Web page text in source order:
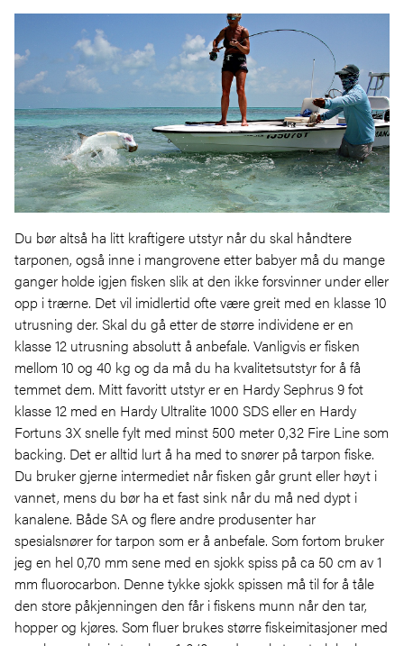
Du bør altså ha litt kraftigere utstyr når du skal håndtere
tarponen, også inne i mangrovene etter babyer må du mange
ganger holde igjen fisken slik at den ikke forsvinner under eller
opp i trærne. Det vil imidlertid ofte være greit med en klasse 10
utrusning der. Skal du gå etter de større individene er en
klasse 12 utrusning absolutt å anbefale. Vanligvis er fisken
mellom 10 og 40 kg og da må du ha kvalitetsutstyr for å få
temmet dem. Mitt favoritt utstyr er en Hardy Sephrus 9 fot
klasse 12 med en Hardy Ultralite 1000 SDS eller en Hardy
Fortuns 3X snelle fylt med minst 500 meter 0,32 Fire Line som
backing. Det er alltid lurt å ha med to snører på tarpon fiske.
Du bruker gjerne intermediet når fisken går grunt eller høyt i
vannet, mens du bør ha et fast sink når du må ned dypt i
kanalene. Både SA og flere andre produsenter har
spesialsnører for tarpon som er å anbefale. Som fortom bruker
jeg en hel 0,70 mm sene med en sjokk spiss på ca 50 cm av 1
mm fluorocarbon. Denne tykke sjokk spissen må til for å tåle
den store påkjenningen den får i fiskens munn når den tar,
hopper og kjøres. Som fluer brukes større fiskeimitasjoner med